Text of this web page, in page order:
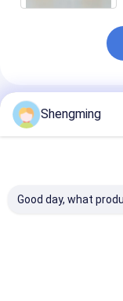
Geadviseerde
Shengming
Good day, what